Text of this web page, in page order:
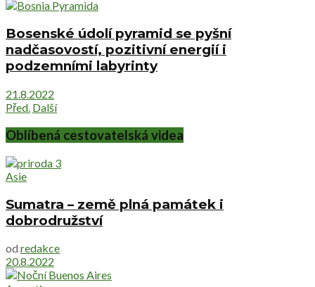
Bosenské údolí pyramid se pyšní
nadčasovostí, pozitivní energií i
podzemními labyrinty
21.8.2022
Před. Další
Oblíbená cestovatelská videa
Asie
Sumatra – země plná památek i
dobrodružství
od redakce
20.8.2022